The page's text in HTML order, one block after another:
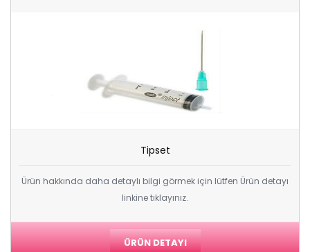
Tipset
Ürün hakkında daha detaylı bilgi görmek için lütfen Ürün detayı
linkine tıklayınız.
ÜRÜN DETAYI